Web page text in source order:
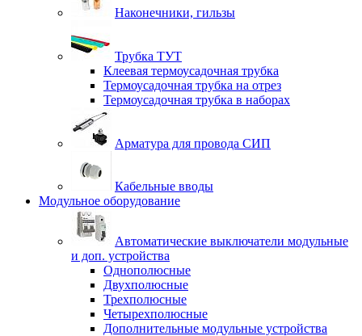
Наконечники, гильзы
Трубка ТУТ
Клеевая термоусадочная трубка
Термоусадочная трубка на отрез
Термоусадочная трубка в наборах
Арматура для провода СИП
Кабельные вводы
Модульное оборудование
Автоматические выключатели модульные
и доп. устройства
Однополюсные
Двухполюсные
Трехполюсные
Четырехполюсные
Дополнительные модульные устройства